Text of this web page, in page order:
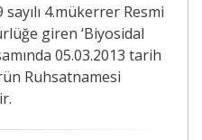
4.mükerrer Resmi
giren ‘Biyosidal
05.03.2013 tarih
Ruhsatnamesi